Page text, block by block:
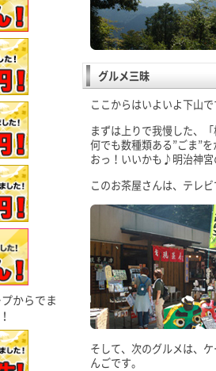
グルメ三昧
ここからはいよいよ下山
まずは上りで我慢した、
何でも数種類ある”ごま”
おっ！いいかも♪明治神
このお茶屋さんは、テレ
そして、次のグルメは、
んごです。